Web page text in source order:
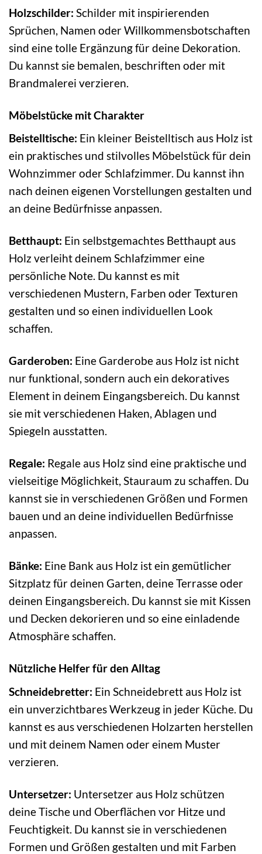
Holzschilder: Schilder mit inspirierenden
Sprüchen, Namen oder Willkommensbotschaften
sind eine tolle Ergänzung für deine Dekoration.
Du kannst sie bemalen, beschriften oder mit
Brandmalerei verzieren.
Möbelstücke mit Charakter
Beistelltische: Ein kleiner Beistelltisch aus Holz ist
ein praktisches und stilvolles Möbelstück für dein
Wohnzimmer oder Schlafzimmer. Du kannst ihn
nach deinen eigenen Vorstellungen gestalten und
an deine Bedürfnisse anpassen.
Betthaupt: Ein selbstgemachtes Betthaupt aus
Holz verleiht deinem Schlafzimmer eine
persönliche Note. Du kannst es mit
verschiedenen Mustern, Farben oder Texturen
gestalten und so einen individuellen Look
schaffen.
Garderoben: Eine Garderobe aus Holz ist nicht
nur funktional, sondern auch ein dekoratives
Element in deinem Eingangsbereich. Du kannst
sie mit verschiedenen Haken, Ablagen und
Spiegeln ausstatten.
Regale: Regale aus Holz sind eine praktische und
vielseitige Möglichkeit, Stauraum zu schaffen. Du
kannst sie in verschiedenen Größen und Formen
bauen und an deine individuellen Bedürfnisse
anpassen.
Bänke: Eine Bank aus Holz ist ein gemütlicher
Sitzplatz für deinen Garten, deine Terrasse oder
deinen Eingangsbereich. Du kannst sie mit Kissen
und Decken dekorieren und so eine einladende
Atmosphäre schaffen.
Nützliche Helfer für den Alltag
Schneidebretter: Ein Schneidebrett aus Holz ist
ein unverzichtbares Werkzeug in jeder Küche. Du
kannst es aus verschiedenen Holzarten herstellen
und mit deinem Namen oder einem Muster
verzieren.
Untersetzer: Untersetzer aus Holz schützen
deine Tische und Oberflächen vor Hitze und
Feuchtigkeit. Du kannst sie in verschiedenen
Formen und Größen gestalten und mit Farben